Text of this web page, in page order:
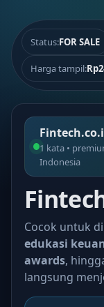
Status:FOR SALE
Harga tampil:
1 kata •
Indonesia
Cocok untuk
edukasi
awards,
langsung